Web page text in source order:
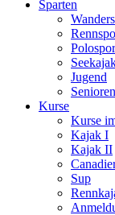
Sparten
Jugend
Senioren
Kurse
Kurse
Kajak I
Kajak II
Sup